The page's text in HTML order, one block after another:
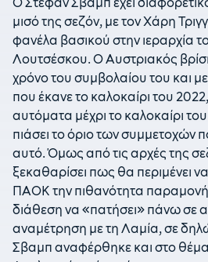
μισό της σεζόν, με τον Χάρη
φανέλα βασικού στην ιεραρχία
Λουτσέσκου. Ο Αυστριακός
χρόνο του συμβολαίου του και
που έκανε το καλοκαίρι του
αυτόματα μέχρι το καλοκαίρι
πιάσει το όριο των συμμετοχών
αυτό. Όμως από τις αρχές της
ξεκαθαρίσει πως θα περιμένει
ΠΑΟΚ την πιθανότητα
διάθεση να «πατήσει» πάνω σε
αναμέτρηση με τη Λαμία, σε
Σβαμπ αναφέρθηκε και στο